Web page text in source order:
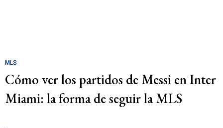
MLS
Cómo ver los partidos de Messi en Inter
Miami: la forma de seguir la MLS